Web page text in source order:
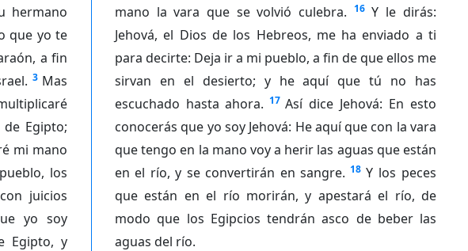
hermano
que yo te
a fin
3 Mas
Egipto;
mi mano
los
juicios
yo soy
Egipto, y
mano la vara que se volvió culebra. 16 Y le dirás:
Jehová, el Dios de los Hebreos, me ha enviado a ti
para decirte: Deja ir a mi pueblo, a fin de que ellos me
sirvan en el desierto; y he aquí que tú no has
escuchado hasta ahora. 17 Así dice Jehová: En esto
conocerás que yo soy Jehová: He aquí que con la vara
que tengo en la mano voy a herir las aguas que están
en el río, y se convertirán en sangre. 18 Y los peces
que están en el río morirán, y apestará el río, de
modo que los Egipcios tendrán asco de beber las
aguas del río.